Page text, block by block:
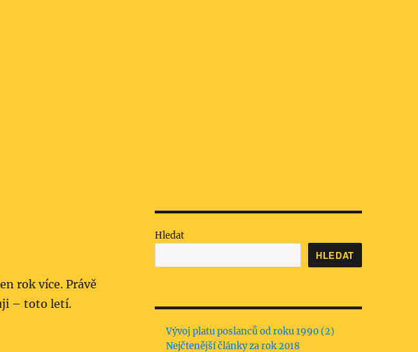
rok více. Právě
– toto letí.
Hledat
HLEDAT
Vývoj platu poslanců od roku 1990 (2)
Nejčtenější články za rok 2018